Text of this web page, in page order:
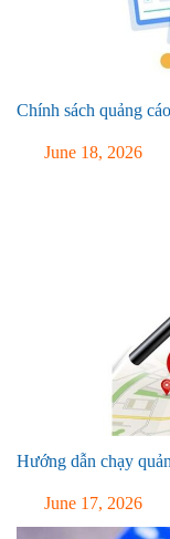
Chính sách quảng
June 18, 2026
Hướng dẫn chạy
June 17, 2026